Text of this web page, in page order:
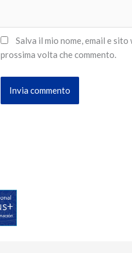
Salva il mio nome, email e
prossima volta che commento.